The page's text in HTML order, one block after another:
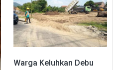
Warga Keluhkan Debu